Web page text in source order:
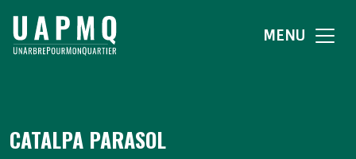
MENU
CATALPA PARASOL